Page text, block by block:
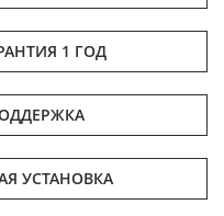
1 ГОД
УСТАНОВКА